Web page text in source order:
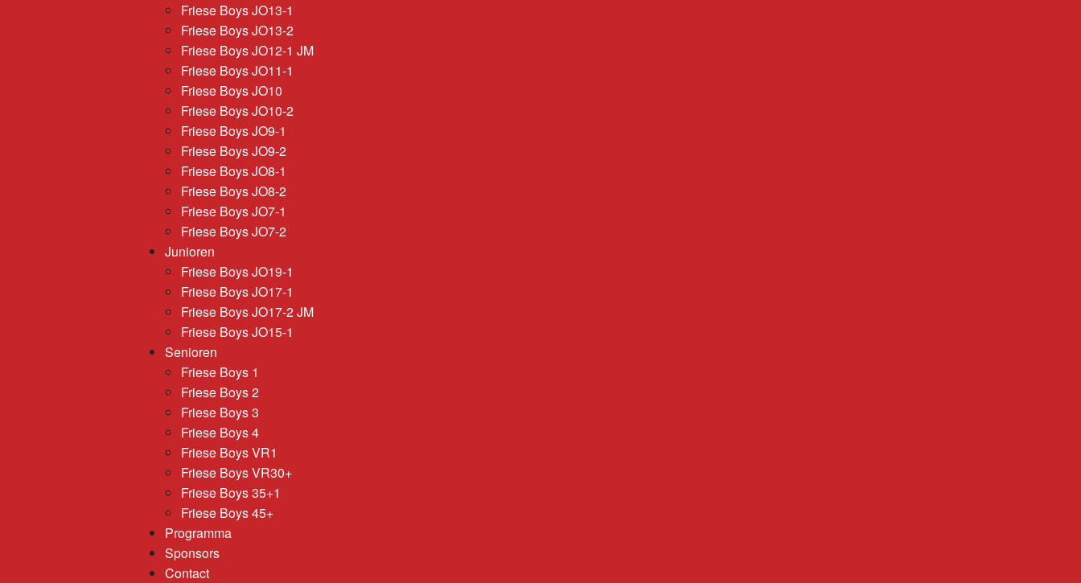
Friese Boys JO13-1
Friese Boys JO13-2
Friese Boys JO12-1 JM
Friese Boys JO11-1
Friese Boys JO10
Friese Boys JO10-2
Friese Boys JO9-1
Friese Boys JO9-2
Friese Boys JO8-1
Friese Boys JO8-2
Friese Boys JO7-1
Friese Boys JO7-2
Junioren
Friese Boys JO19-1
Friese Boys JO17-1
Friese Boys JO17-2 JM
Friese Boys JO15-1
Senioren
Friese Boys 1
Friese Boys 2
Friese Boys 3
Friese Boys 4
Friese Boys VR1
Friese Boys VR30+
Friese Boys 35+1
Friese Boys 45+
Programma
Sponsors
Contact